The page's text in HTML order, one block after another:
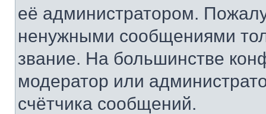
её администратором.
ненужными сообщениями
звание. На большинстве
модератор или
счётчика сообщений.